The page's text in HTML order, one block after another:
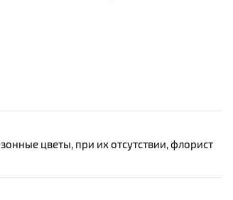
цветы, при их отсутствии, флорист